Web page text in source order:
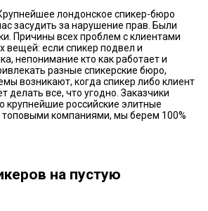
лондонское спикер-бюро
засудить за нарушение прав. Были
Причины всех проблем с клиентами
вещей: если спикер подвел и
непонимание кто как работает и
разные спикерские бюро,
возникают, когда спикер либо клиент
делать все, что угодно. Заказчики
крупнейшие российские элитные
топовыми компаниями, мы берем 100%
на пустую